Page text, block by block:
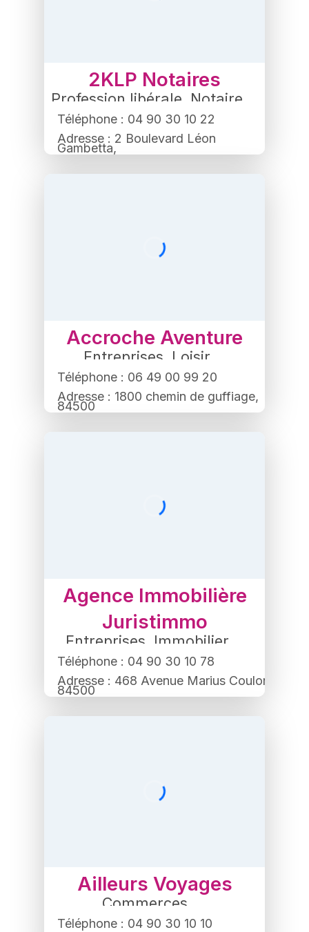
2KLP Notaires
Profession libérale Notaire
Téléphone : 04 90 30 10 22
Adresse : 2 Boulevard Léon
Gambetta,
Accroche Aventure
Entreprises Loisir
Téléphone : 06 49 00 99 20
Adresse : 1800 chemin de guffiage,
84500
Agence Immobilière
Juristimmo
Entreprises Immobilier
Téléphone : 04 90 30 10 78
Adresse : 468 Avenue Marius Coulon,
84500
Ailleurs Voyages
Commerces
Agence de voyages
Téléphone : 04 90 30 10 10